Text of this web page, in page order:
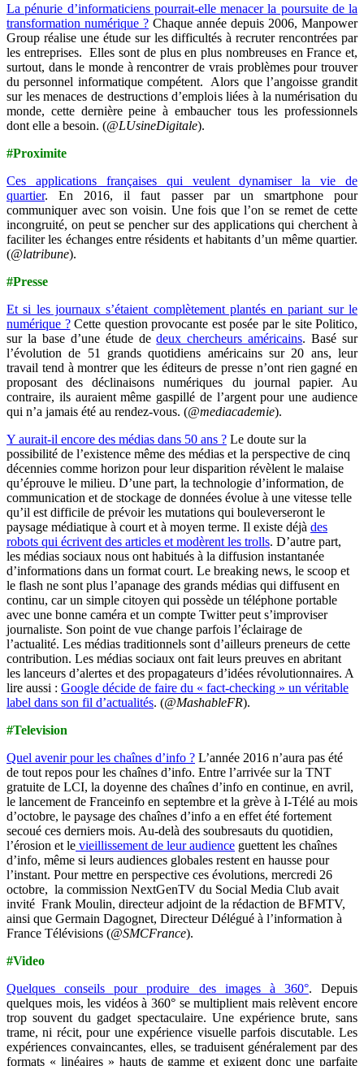
La pénurie d’informaticiens pourrait-elle menacer la poursuite de la
transformation numérique ? Chaque année depuis 2006, Manpower
Group réalise une étude sur les difficultés à recruter rencontrées par
les entreprises. Elles sont de plus en plus nombreuses en France et,
surtout, dans le monde à rencontrer de vrais problèmes pour trouver
du personnel informatique compétent. Alors que l’angoisse grandit
sur les menaces de destructions d’emplois liées à la numérisation du
monde, cette dernière peine à embaucher tous les professionnels
dont elle a besoin. (@LUsineDigitale).
#Proximite
Ces applications françaises qui veulent dynamiser la vie de
quartier. En 2016, il faut passer par un smartphone pour
communiquer avec son voisin. Une fois que l’on se remet de cette
incongruité, on peut se pencher sur des applications qui cherchent à
faciliter les échanges entre résidents et habitants d’un même quartier.
(@latribune).
#Presse
Et si les journaux s’étaient complètement plantés en pariant sur le
numérique ?Cette question provocante est posée par le site Politico,
sur la base d’une étude dedeux chercheurs américains. Basé sur
l’évolution de 51 grands quotidiens américains sur 20 ans, leur
travail tend à montrer que les éditeurs de presse n’ont rien gagné en
proposant des déclinaisons numériques du journal papier. Au
contraire, ils auraient même gaspillé de l’argent pour une audience
qui n’a jamais été au rendez-vous. (@mediacademie).
Y aurait-il encore des médias dans 50 ans ? Le doute sur la
possibilité de l’existence même des médias et la perspective de cinq
décennies comme horizon pour leur disparition révèlent le malaise
qu’éprouve le milieu. D’une part, la technologie d’information, de
communication et de stockage de données évolue à une vitesse telle
qu’il est difficile de prévoir les mutations qui bouleverseront le
paysage médiatique à court et à moyen terme. Il existe déjà des
robots qui écrivent des articles et modèrent les trolls. D’autre part,
les médias sociaux nous ont habitués à la diffusion instantanée
d’informations dans un format court. Le breaking news, le scoop et
le flash ne sont plus l’apanage des grands médias qui diffusent en
continu, car un simple citoyen qui possède un téléphone portable
avec une bonne caméra et un compte Twitter peut s’improviser
journaliste. Son point de vue change parfois l’éclairage de
l’actualité. Les médias traditionnels sont d’ailleurs preneurs de cette
contribution. Les médias sociaux ont fait leurs preuves en abritant
les lanceurs d’alertes et des propagateurs d’idées révolutionnaires. A
lire aussi : Google décide de faire du « fact-checking » un véritable
label dans son fil d’actualités. (@MashableFR).
#Television
Quel avenir pour les chaînes d’info ? L’année 2016 n’aura pas été
de tout repos pour les chaînes d’info. Entre l’arrivée sur la TNT
gratuite de LCI, la doyenne des chaînes d’info en continue, en avril,
le lancement de Franceinfo en septembre et la grève à I-Télé au mois
d’octobre, le paysage des chaînes d’info a en effet été fortement
secoué ces derniers mois. Au-delà des soubresauts du quotidien,
l’érosion et le vieillissement de leur audience guettent les chaînes
d’info, même si leurs audiences globales restent en hausse pour
l’instant. Pour mettre en perspective ces évolutions, mercredi 26
octobre, la commission NextGenTV du Social Media Club avait
invité Frank Moulin, directeur adjoint de la rédaction de BFMTV,
ainsi que Germain Dagognet, Directeur Délégué à l’information à
France Télévisions (@SMCFrance).
#Video
Quelques conseils pour produire des images à 360°. Depuis
quelques mois, les vidéos à 360° se multiplient mais relèvent encore
trop souvent du gadget spectaculaire. Une expérience brute, sans
trame, ni récit, pour une expérience visuelle parfois discutable. Les
expériences convaincantes, elles, se traduisent généralement par des
formats « linéaires » hauts de gamme et exigent donc une parfaite